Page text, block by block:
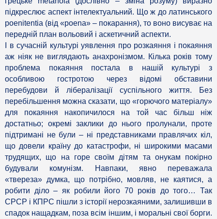
підкреслює аспект інтелектуальний. Що ж до латинського
poenitentia (від «poena» – покарання), то воно висуває на
передній план вольовий і аскетичний аспекти.
І в сучасній культурі уявлення про розкаяння і покаяння
аж ніяк не виглядають анахронізмом. Кілька років тому
проблема покаяння постала в нашій культурі з
особливою гостротою через відомі обставини
перебудови й лібералізації суспільного життя. Без
перебільшення можна сказати, що «горючого матеріалу»
для покаяння накопичилося на той час більш ніж
достатньо; окремі заклики до нього пролунали, проте
підтримані не були – ні представниками правлячих кіл,
що довели країну до катастрофи, ні широкими масами
трудящих, що на горе своїм дітям та онукам покірно
будували комунізм. Навпаки, явно переважала
«твереза» думка, що потрібно, мовляв, не каятися, а
робити діло – як робили його 70 років до того… Так
СРСР і КПРС пішли з історії нерозкаяними, залишивши в
спадок нащадкам, поза всім іншим, і моральні свої борги.